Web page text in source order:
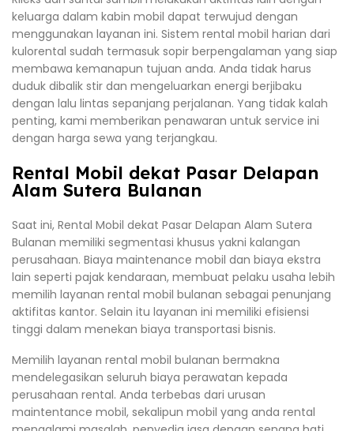
keluarga dalam kabin mobil dapat terwujud dengan
menggunakan layanan ini. Sistem rental mobil harian dari
kulorental sudah termasuk sopir berpengalaman yang siap
membawa kemanapun tujuan anda. Anda tidak harus
duduk dibalik stir dan mengeluarkan energi berjibaku
dengan lalu lintas sepanjang perjalanan. Yang tidak kalah
penting, kami memberikan penawaran untuk service ini
dengan harga sewa yang terjangkau.
Rental Mobil dekat Pasar Delapan
Alam Sutera Bulanan
Saat ini, Rental Mobil dekat Pasar Delapan Alam Sutera
Bulanan memiliki segmentasi khusus yakni kalangan
perusahaan. Biaya maintenance mobil dan biaya ekstra
lain seperti pajak kendaraan, membuat pelaku usaha lebih
memilih layanan rental mobil bulanan sebagai penunjang
aktifitas kantor. Selain itu layanan ini memiliki efisiensi
tinggi dalam menekan biaya transportasi bisnis.
Memilih layanan rental mobil bulanan bermakna
mendelegasikan seluruh biaya perawatan kepada
perusahaan rental. Anda terbebas dari urusan
maintentance mobil, sekalipun mobil yang anda rental